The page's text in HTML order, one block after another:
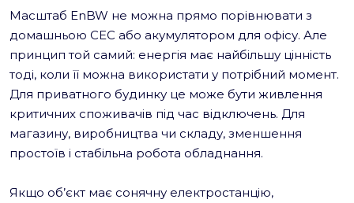
Масштаб EnBW не можна прямо порівнювати з
домашньою СЕС або акумулятором для офісу. Але
принцип той самий: енергія має найбільшу цінність
тоді, коли її можна використати у потрібний момент.
Для приватного будинку це може бути живлення
критичних споживачів під час відключень. Для
магазину, виробництва чи складу, зменшення
простоїв і стабільна робота обладнання.
Якщо об’єкт має сонячну електростанцію,